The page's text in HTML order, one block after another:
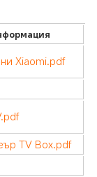
Xiaomi.pdf
TV Box.pdf